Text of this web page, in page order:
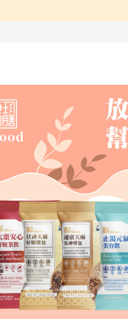
【台灣坐月子】月子
【海外購物Oversea